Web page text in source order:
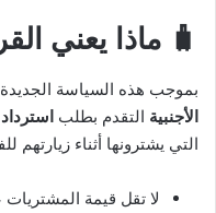
🧳 ماذا يعني
بموجب هذه السياسة
الأجنبية التقدم بطلب
التي يشترونها أثناء زيارتهم
لا تقل قيمة